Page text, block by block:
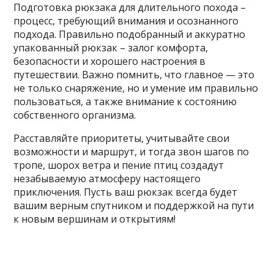
Подготовка рюкзака для длительного похода –
процесс, требующий внимания и осознанного
подхода. Правильно подобранный и аккуратно
упакованный рюкзак – залог комфорта,
безопасности и хорошего настроения в
путешествии. Важно помнить, что главное — это
не только снаряжение, но и умение им правильно
пользоваться, а также внимание к состоянию
собственного организма.
Расставляйте приоритеты, учитывайте свои
возможности и маршрут, и тогда звон шагов по
тропе, шорох ветра и пение птиц создадут
незабываемую атмосферу настоящего
приключения. Пусть ваш рюкзак всегда будет
вашим верным спутником и поддержкой на пути
к новым вершинам и открытиям!